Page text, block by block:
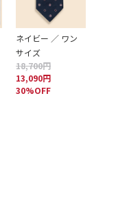
ネイビー ／ ワン
サイズ
18,700円
13,090円
30%OFF